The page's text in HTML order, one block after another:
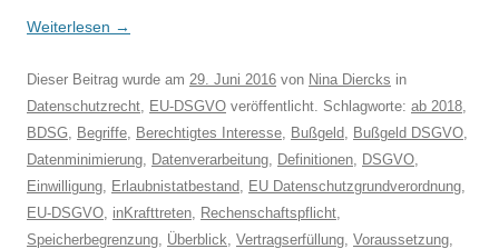
Weiterlesen →
Dieser Beitrag wurde am 29. Juni 2016 von Nina Diercks in
Datenschutzrecht, EU-DSGVO veröffentlicht. Schlagworte: ab 2018,
BDSG, Begriffe, Berechtigtes Interesse, Bußgeld, Bußgeld DSGVO,
Datenminimierung, Datenverarbeitung, Definitionen, DSGVO,
Einwilligung, Erlaubnistatbestand, EU Datenschutzgrundverordnung,
EU-DSGVO, inKrafttreten, Rechenschaftspflicht,
Speicherbegrenzung, Überblick, Vertragserfüllung, Voraussetzung,